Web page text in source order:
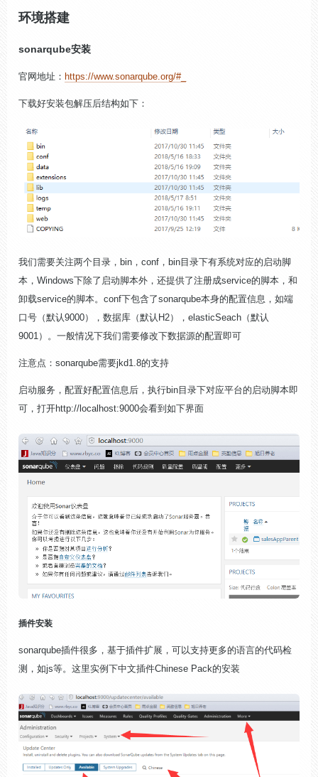
环境搭建
sonarqube安装
官网地址： https://www.sonarqube.org/#_
下载好安装包解压后结构如下：
我们需要关注两个目录，bin，conf，bin目录下有系统对应的启动脚
本，Windows下除了启动脚本外，还提供了注册成service的脚本，和
卸载service的脚本。conf下包含了sonarqube本身的配置信息，如端
口号（默认9000），数据库（默认H2），elasticSeach（默认
9001）。一般情况下我们需要修改下数据源的配置即可
注意点：sonarqube需要jkd1.8的支持
启动服务，配置好配置信息后，执行bin目录下对应平台的启动脚本即
可，打开http://localhost:9000会看到如下界面
插件安装
sonarqube插件很多，基于插件扩展，可以支持更多的语言的代码检
测，如js等。这里实例下中文插件Chinese Pack的安装